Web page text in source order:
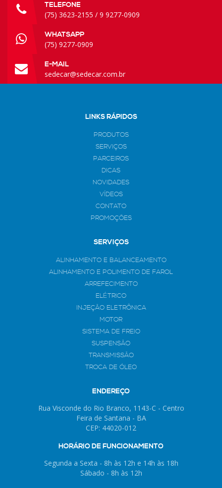
TELEFONE
(75) 3623-2155 / 9 9277-0909
WHATSAPP
(75) 9277-0909
E-MAIL
sedecar@sedecar.com.br
LINKS RÁPIDOS
PRODUTOS
SERVIÇOS
PARCEIROS
DICAS
NOVIDADES
VÍDEOS
CONTATO
PROMOÇÕES
SERVIÇOS
ALINHAMENTO E BALANCEAMENTO
ALINHAMENTO E POLIMENTO DE FAROL
ARREFECIMENTO
ELÉTRICO
INJEÇÃO ELETRÔNICA
MOTOR
SISTEMA DE FREIO
SUSPENSÃO
TRANSMISSÃO
TROCA DE ÓLEO
ENDEREÇO
Rua Visconde do Rio Branco, 1143-C - Centro
Feira de Santana - BA
CEP: 44020-012
HORÁRIO DE FUNCIONAMENTO
Segunda a Sexta - 8h às 12h e 14h às 18h
Sábado - 8h às 12h